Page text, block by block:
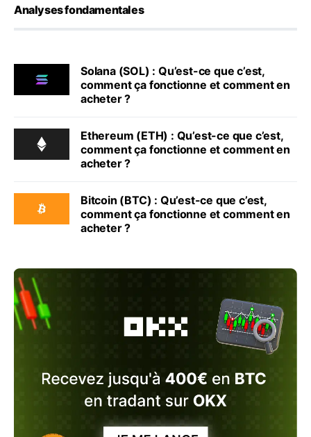
Analyses fondamentales
Solana (SOL) : Qu’est-ce que c’est,
comment ça fonctionne et comment en
acheter ?
Ethereum (ETH) : Qu’est-ce que c’est,
comment ça fonctionne et comment en
acheter ?
Bitcoin (BTC) : Qu’est-ce que c’est,
comment ça fonctionne et comment en
acheter ?